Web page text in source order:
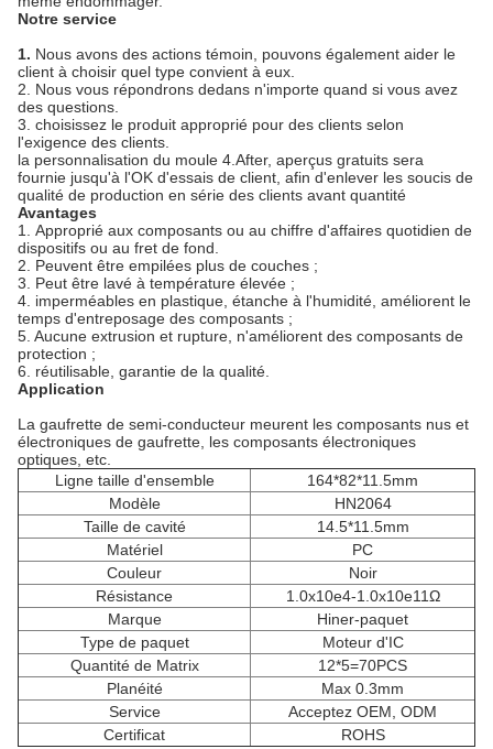
Notre service
1. Nous avons des actions témoin, pouvons également aider le
client à choisir quel type convient à eux.
2. Nous vous répondrons dedans n'importe quand si vous avez
des questions.
3. choisissez le produit approprié pour des clients selon
l'exigence des clients.
la personnalisation du moule 4.After, aperçus gratuits sera
fournie jusqu'à l'OK d'essais de client, afin d'enlever les soucis de
qualité de production en série des clients avant quantité
Avantages
1. Approprié aux composants ou au chiffre d'affaires quotidien de
dispositifs ou au fret de fond.
2. Peuvent être empilées plus de couches ;
3. Peut être lavé à température élevée ;
4. imperméables en plastique, étanche à l'humidité, améliorent le
temps d'entreposage des composants ;
5. Aucune extrusion et rupture, n'améliorent des composants de
protection ;
6. réutilisable, garantie de la qualité.
Application
La gaufrette de semi-conducteur meurent les composants nus et
électroniques de gaufrette, les composants électroniques
optiques, etc.
Ligne taille d'ensemble
164*82*11.5mm
Modèle
HN2064
Taille de cavité
14.5*11.5mm
Matériel
PC
Couleur
Noir
Résistance
1.0x10e4-1.0x10e11Ω
Marque
Hiner-paquet
Type de paquet
Moteur d'IC
Quantité de Matrix
12*5=70PCS
Planéité
Max 0.3mm
Service
Acceptez OEM, ODM
Certificat
ROHS